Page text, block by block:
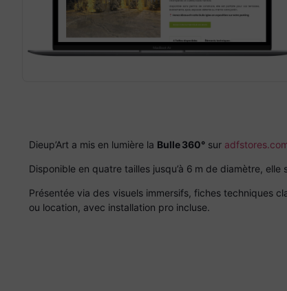
Dieup’Art a mis en lumière la Bulle 360° sur
Disponible en quatre tailles jusqu’à 6 m de diamètre,
Présentée via des visuels immersifs, fiches techniques
ou location, avec installation pro incluse.